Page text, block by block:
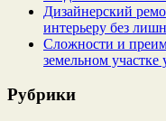
Дизайнерский
интерьеру без
Сложности и
земельном участке
Рубрики